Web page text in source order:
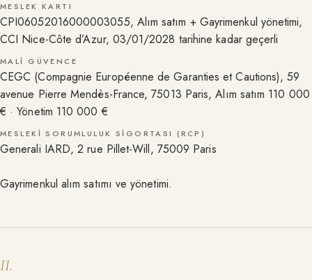
MESLEK KARTI
CPI06052016000003055, Alım satım + Gayrimenkul yönetimi,
CCI Nice-Côte d’Azur, 03/01/2028 tarihine kadar geçerli
MALI GÜVENCE
CEGC (Compagnie Européenne de Garanties et Cautions), 59
avenue Pierre Mendès-France, 75013 Paris, Alım satım 110 000
€ · Yönetim 110 000 €
MESLEKI SORUMLULUK SIGORTASI (RCP)
Generali IARD, 2 rue Pillet-Will, 75009 Paris
Gayrimenkul alım satımı ve yönetimi.
II.